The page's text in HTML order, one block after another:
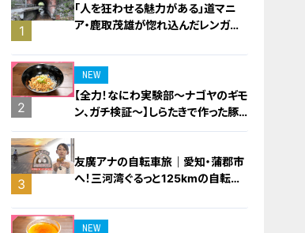
1
「人を狂わせる魅力がある」道マニ
ア・鹿取茂雄が惚れ込んだレンガの
2
NEW
【全力！なにわ実験部～ナゴヤのギモ
ン、ガチ検証～】しらたきで作った豚
バラミンチの油そば
3
友廣アナの自転車旅｜愛知・蒲郡市
へ！三河湾ぐるっと125kmの自転車
NEW